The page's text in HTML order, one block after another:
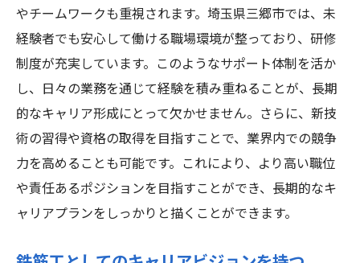
やチームワークも重視されます。埼玉県三郷市では、未
経験者でも安心して働ける職場環境が整っており、研修
制度が充実しています。このようなサポート体制を活か
し、日々の業務を通じて経験を積み重ねることが、長期
的なキャリア形成にとって欠かせません。さらに、新技
術の習得や資格の取得を目指すことで、業界内での競争
力を高めることも可能です。これにより、より高い職位
や責任あるポジションを目指すことができ、長期的なキ
ャリアプランをしっかりと描くことができます。